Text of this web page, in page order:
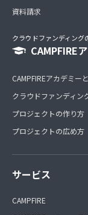
資料請求
クラウドファンディング
CAMPFIRE
CAMPFIREアカデミー
クラウドファンディン
プロジェクトの作り方
プロジェクトの広め方
サービス
CAMPFIRE